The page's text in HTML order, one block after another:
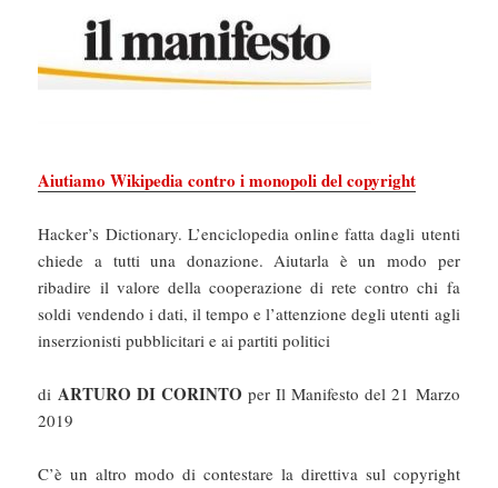
Aiutiamo Wikipedia contro i monopoli del copyright
Hacker’s Dictionary. L’enciclopedia online fatta dagli utenti
chiede a tutti una donazione. Aiutarla è un modo per
ribadire il valore della cooperazione di rete contro chi fa
soldi vendendo i dati, il tempo e l’attenzione degli utenti agli
inserzionisti pubblicitari e ai partiti politici
di ARTURO DI CORINTO per Il Manifesto del 21 Marzo
2019
C’è un altro modo di contestare la direttiva sul copyright